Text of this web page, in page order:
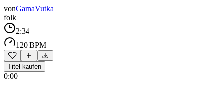
vonGarnaVutka
folk
2:34
120 BPM
Titel kaufen
0:00